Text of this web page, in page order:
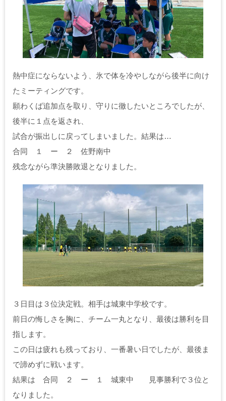
熱中症にならないよう、氷で体を冷やしながら後半に向け
たミーティングです。
願わくば追加点を取り、守りに徹したいところでしたが、
後半に１点を返され、
試合が振出しに戻ってしまいました。結果は…
合同 １ ー ２ 佐野南中
残念ながら準決勝敗退となりました。
３日目は３位決定戦。相手は城東中学校です。
前日の悔しさを胸に、チーム一丸となり、最後は勝利を目
指します。
この日は疲れも残っており、一番暑い日でしたが、最後ま
で諦めずに戦います。
結果は 合同 ２ ー １ 城東中 見事勝利で３位と
なりました。